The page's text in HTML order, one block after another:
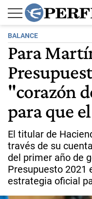
BALANCE
Para
"corazón
para que
El titular de
través de su
del primer año de
Presupuesto 2021
estrategia oficial